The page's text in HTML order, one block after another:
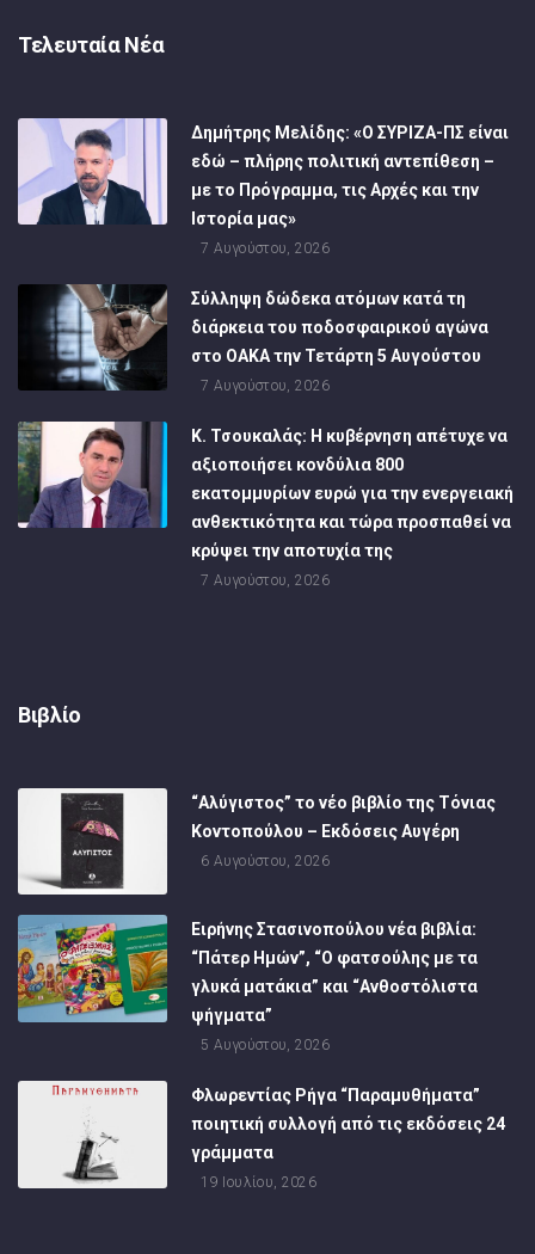
Τελευταία Νέα
Δημήτρης Μελίδης: «Ο ΣΥΡΙΖΑ-ΠΣ είναι
εδώ – πλήρης πολιτική αντεπίθεση –
με το Πρόγραμμα, τις Αρχές και την
Ιστορία μας»
7 Αυγούστου, 2026
Σύλληψη δώδεκα ατόμων κατά τη
διάρκεια του ποδοσφαιρικού αγώνα
στο ΟΑΚΑ την Τετάρτη 5 Αυγούστου
7 Αυγούστου, 2026
Κ. Τσουκαλάς: Η κυβέρνηση απέτυχε να
αξιοποιήσει κονδύλια 800
εκατομμυρίων ευρώ για την ενεργειακή
ανθεκτικότητα και τώρα προσπαθεί να
κρύψει την αποτυχία της
7 Αυγούστου, 2026
Βιβλίο
“Αλύγιστος” το νέο βιβλίο της Τόνιας
Κοντοπούλου – Εκδόσεις Αυγέρη
6 Αυγούστου, 2026
Ειρήνης Στασινοπούλου νέα βιβλία:
“Πάτερ Ημών”, “Ο φατσούλης με τα
γλυκά ματάκια” και “Ανθοστόλιστα
ψήγματα”
5 Αυγούστου, 2026
Φλωρεντίας Ρήγα “Παραμυθήματα”
ποιητική συλλογή από τις εκδόσεις 24
γράμματα
19 Ιουλίου, 2026